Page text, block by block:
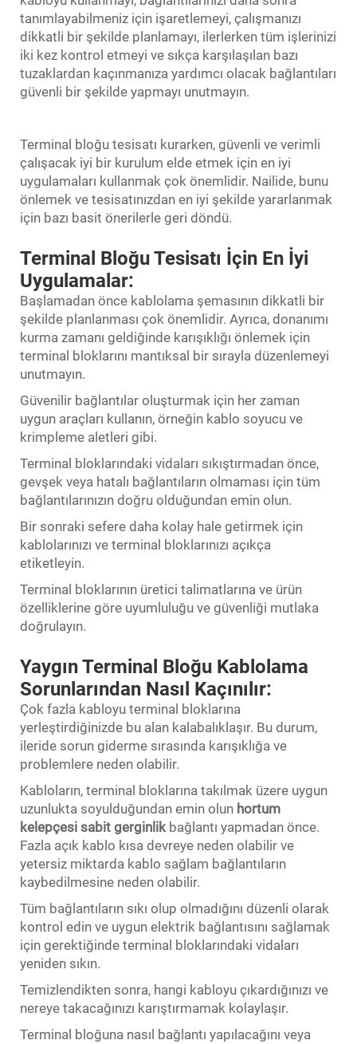
tanımlayabilmeniz için işaretlemeyi, çalışmanızı
dikkatli bir şekilde planlamayı, ilerlerken tüm işlerinizi
iki kez kontrol etmeyi ve sıkça karşılaşılan bazı
tuzaklardan kaçınmanıza yardımcı olacak bağlantıları
güvenli bir şekilde yapmayı unutmayın.
Terminal bloğu tesisatı kurarken, güvenli ve verimli
çalışacak iyi bir kurulum elde etmek için en iyi
uygulamaları kullanmak çok önemlidir. Nailide, bunu
önlemek ve tesisatınızdan en iyi şekilde yararlanmak
için bazı basit önerilerle geri döndü.
Terminal Bloğu Tesisatı İçin En İyi
Uygulamalar:
Başlamadan önce kablolama şemasının dikkatli bir
şekilde planlanması çok önemlidir. Ayrıca, donanımı
kurma zamanı geldiğinde karışıklığı önlemek için
terminal bloklarını mantıksal bir sırayla düzenlemeyi
unutmayın.
Güvenilir bağlantılar oluşturmak için her zaman
uygun araçları kullanın, örneğin kablo soyucu ve
krimpleme aletleri gibi.
Terminal bloklarındaki vidaları sıkıştırmadan önce,
gevşek veya hatalı bağlantıların olmaması için tüm
bağlantılarınızın doğru olduğundan emin olun.
Bir sonraki sefere daha kolay hale getirmek için
kablolarınızı ve terminal bloklarınızı açıkça
etiketleyin.
Terminal bloklarının üretici talimatlarına ve ürün
özelliklerine göre uyumluluğu ve güvenliği mutlaka
doğrulayın.
Yaygın Terminal Bloğu Kablolama
Sorunlarından Nasıl Kaçınılır:
Çok fazla kabloyu terminal bloklarına
yerleştirdiğinizde bu alan kalabalıklaşır. Bu durum,
ileride sorun giderme sırasında karışıklığa ve
problemlere neden olabilir.
Kabloların, terminal bloklarına takılmak üzere uygun
uzunlukta soyulduğundan emin olun hortum
kelepçesi sabit gerginlik bağlantı yapmadan önce.
Fazla açık kablo kısa devreye neden olabilir ve
yetersiz miktarda kablo sağlam bağlantıların
kaybedilmesine neden olabilir.
Tüm bağlantıların sıkı olup olmadığını düzenli olarak
kontrol edin ve uygun elektrik bağlantısını sağlamak
için gerektiğinde terminal bloklarındaki vidaları
yeniden sıkın.
Temizlendikten sonra, hangi kabloyu çıkardığınızı ve
nereye takacağınızı karıştırmamak kolaylaşır.
Terminal bloğuna nasıl bağlantı yapılacağını veya